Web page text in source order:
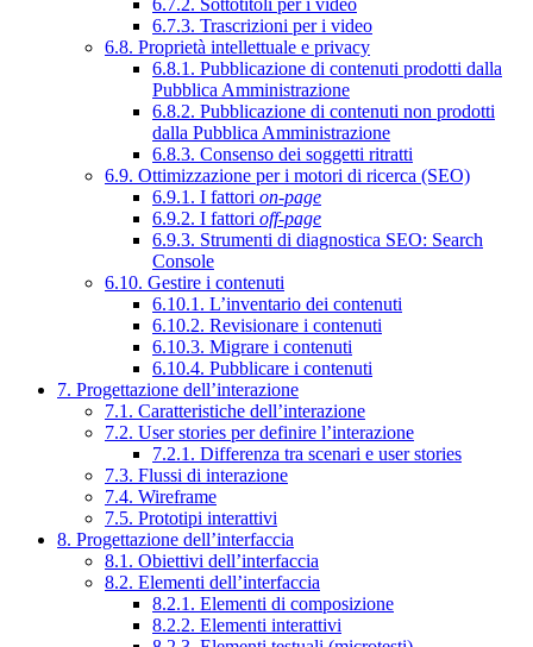
6.7.2. Sottotitoli per i video
6.7.3. Trascrizioni per i video
6.8. Proprietà intellettuale e privacy
6.8.1. Pubblicazione di contenuti prodotti dalla
Pubblica Amministrazione
6.8.2. Pubblicazione di contenuti non prodotti
dalla Pubblica Amministrazione
6.8.3. Consenso dei soggetti ritratti
6.9. Ottimizzazione per i motori di ricerca (SEO)
6.9.1. I fattori on-page
6.9.2. I fattori off-page
6.9.3. Strumenti di diagnostica SEO: Search
Console
6.10. Gestire i contenuti
6.10.1. L’inventario dei contenuti
6.10.2. Revisionare i contenuti
6.10.3. Migrare i contenuti
6.10.4. Pubblicare i contenuti
7. Progettazione dell’interazione
7.1. Caratteristiche dell’interazione
7.2. User stories per definire l’interazione
7.2.1. Differenza tra scenari e user stories
7.3. Flussi di interazione
7.4. Wireframe
7.5. Prototipi interattivi
8. Progettazione dell’interfaccia
8.1. Obiettivi dell’interfaccia
8.2. Elementi dell’interfaccia
8.2.1. Elementi di composizione
8.2.2. Elementi interattivi